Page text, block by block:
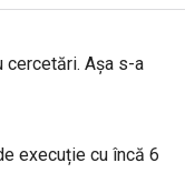
cercetări. Așa s-a
execuție cu încă 6